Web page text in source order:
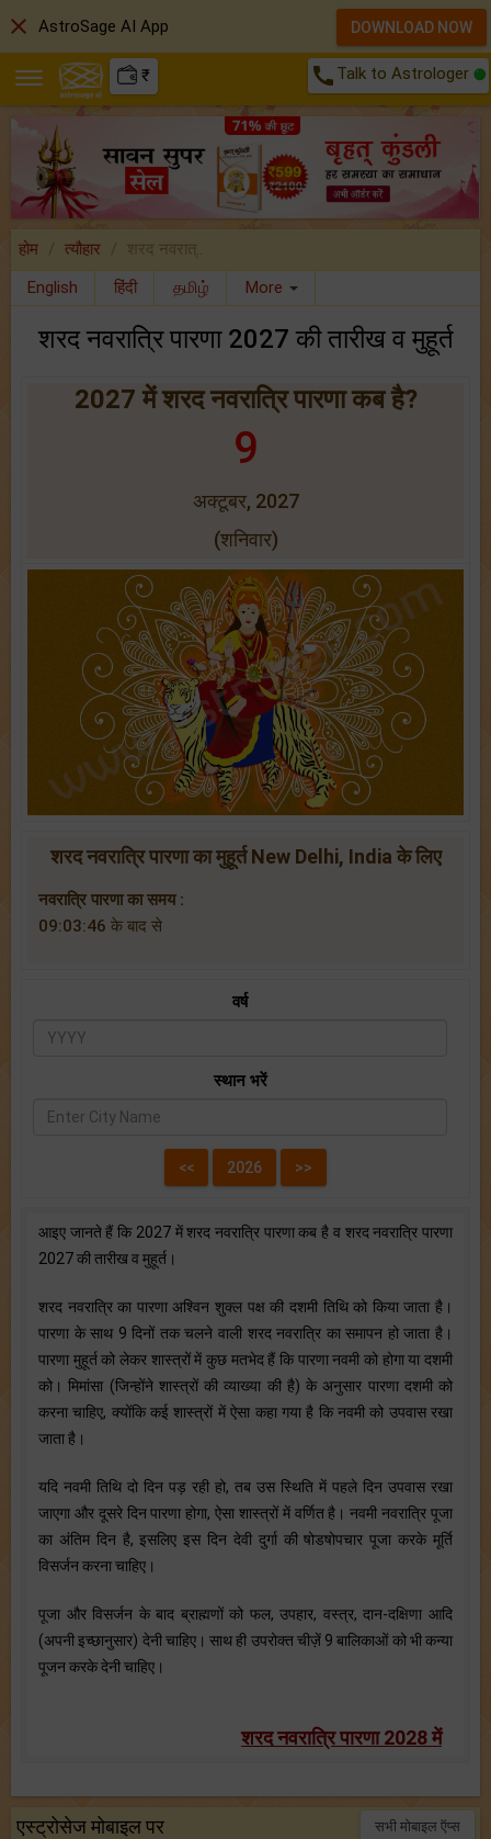
₹ call Talk to Astrologer
होम त्यौहार
शरद नवरात्..
English
हिंदी தமிழ் More
शरद नवरात्रि पारणा 2027 की तारीख व मुहूर्त
2027 में शरद नवरात्रि पारणा कब है?
9
अक्टूबर, 2027
(शनिवार)
शरद नवरात्रि पारणा का मुहूर्त New Delhi, India के लिए
नवरात्रि पारणा का समय :
09:03:46 के बाद से
वर्ष
स्थान भरें
आइए जानते हैं कि 2027 में शरद नवरात्रि पारणा कब है व शरद नवरात्रि पारणा
2027 की तारीख व मुहूर्त।
शरद नवरात्रि का पारणा अश्विन शुक्ल पक्ष की दशमी तिथि को किया जाता है।
पारणा के साथ 9 दिनों तक चलने वाली शरद नवरात्रि का समापन हो जाता है।
पारणा मुहूर्त को लेकर शास्त्रों में कुछ मतभेद हैं कि पारणा नवमी को होगा या दशमी
को। मिमांसा (जिन्होंने शास्त्रों की व्याख्या की है) के अनुसार पारणा दशमी को
करना चाहिए, क्योंकि कई शास्त्रों में ऐसा कहा गया है कि नवमी को उपवास रखा
जाता है।
यदि नवमी तिथि दो दिन पड़ रही हो, तब उस स्थिति में पहले दिन उपवास रखा
जाएगा और दूसरे दिन पारणा होगा, ऐसा शास्त्रों में वर्णित है। नवमी नवरात्रि पूजा
का अंतिम दिन है, इसलिए इस दिन देवी दुर्गा की षोडषोपचार पूजा करके मूर्ति
विसर्जन करना चाहिए।
पूजा और विसर्जन के बाद ब्राह्मणों को फल, उपहार, वस्त्र, दान-दक्षिणा आदि
(अपनी इच्छानुसार) देनी चाहिए। साथ ही उपरोक्त चीज़ें 9 बालिकाओं को भी कन्या
पूजन करके देनी चाहिए।
शरद नवरात्रि पारणा 2028 में
एस्ट्रोसेज मोबाइल पर सभी मोबाइल ऍप्स
close AstroSage AI App DOWNLOAD NOW